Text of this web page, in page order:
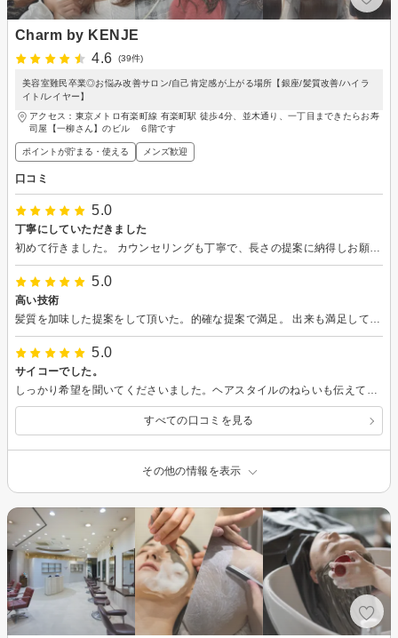
Charm by KENJE
4.6
(39件)
美容室難民卒業◎お悩み改善サロン/自己肯定感が上がる場所【銀座/髪質改善/ハイラ
イト/レイヤー】
アクセス：東京メトロ有楽町線 有楽町駅 徒歩4分、並木通り、一丁目まできたらお寿
司屋【一柳さん】のビル ６階です
ポイントが貯まる・使える メンズ歓迎
口コミ
5.0
丁寧にしていただきました
初めて行きました。 カウンセリングも丁寧で、長さの提案に納得しお願いしました。 髪が痛んでいるのでオーガニックに変更していただき、アロマの香りに癒されながら白髪染めしてもらいました。 追加料金は必要でしたが、オーガニックにしてとても良かったです。
5.0
高い技術
髪質を加味した提案をして頂いた。的確な提案で満足。 出来も満足してます。
5.0
サイコーでした。
しっかり希望を聞いてくださいました。ヘアスタイルのねらいも伝えてくださったので、その後の会合においても話題の1つになりました。ぜひ、再度お願いしたい！と思いました。
すべての口コミを見る
その他の情報を表示